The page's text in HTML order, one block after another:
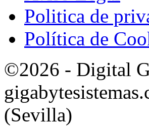
Politica de
Política de
©2026 - Digital
(Sevilla)